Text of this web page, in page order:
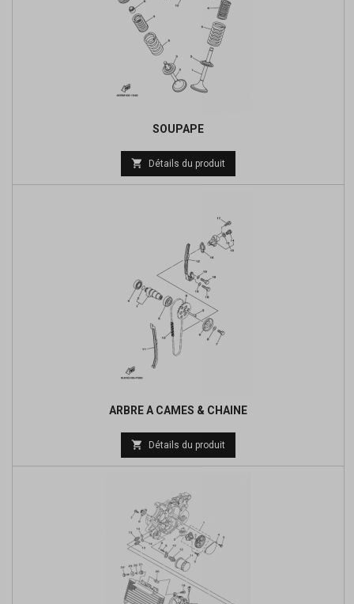
SOUPAPE
Prix
de
 Détails du produit
ARBRE A CAMES & CHAINE
Prix
de
 Détails du produit